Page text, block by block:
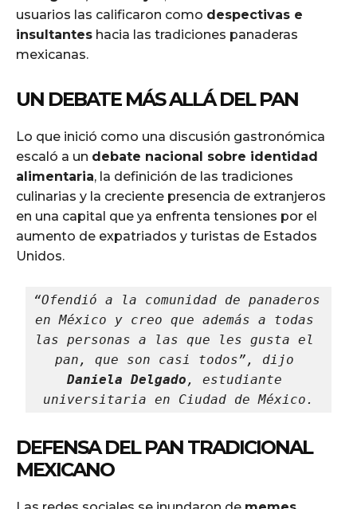
usuarios las calificaron como despectivas e
insultantes hacia las tradiciones panaderas
mexicanas.
UN DEBATE MÁS ALLÁ DEL PAN
Lo que inició como una discusión gastronómica
escaló a un debate nacional sobre identidad
alimentaria, la definición de las tradiciones
culinarias y la creciente presencia de extranjeros
en una capital que ya enfrenta tensiones por el
aumento de expatriados y turistas de Estados
Unidos.
“Ofendió a la comunidad de panaderos
en México y creo que además a todas
las personas a las que les gusta el
Daniela Delgado , estudiante
universitaria en Ciudad de México.
DEFENSA DEL PAN TRADICIONAL
MEXICANO